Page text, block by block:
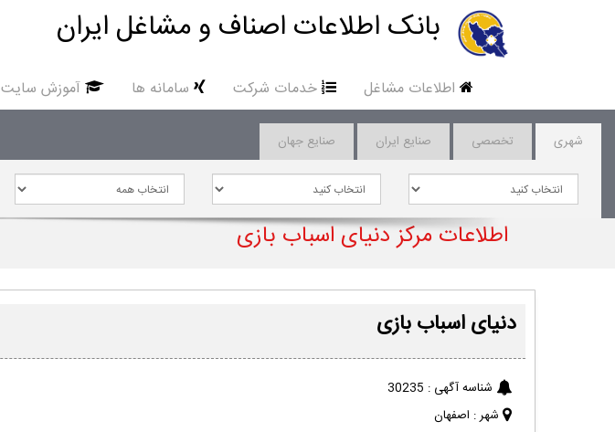
بانک اطلاعات اصناف و مشاغل ایران
اطلاعات مشاغل خدمات شرکت سامانه ها آموزش سایت
شهری تخصصی صنایع ایران صنایع جهان
اطلاعات مرکز دنیای اسباب بازی
دنیای اسباب بازی
شناسه آگهی : 30235
شهر : اصفهان